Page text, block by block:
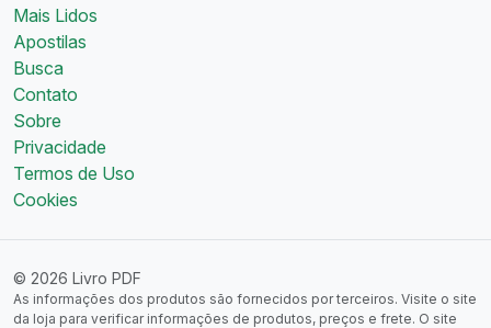
Mais Lidos
Apostilas
Busca
Contato
Sobre
Privacidade
Termos de Uso
Cookies
© 2026 Livro PDF
As informações dos produtos são fornecidos por terceiros. Visite o site
da loja para verificar informações de produtos, preços e frete. O site